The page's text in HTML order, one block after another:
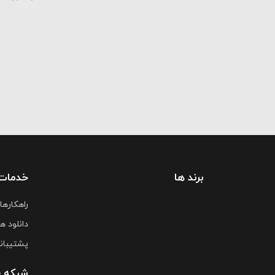
برند ها
راهکارها
دانلود